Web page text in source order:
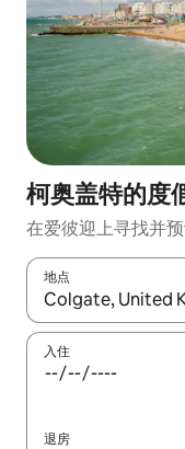
柯奥盖特的度
在爱彼迎上寻找并
地点
如有搜索结果，请
入住
退房